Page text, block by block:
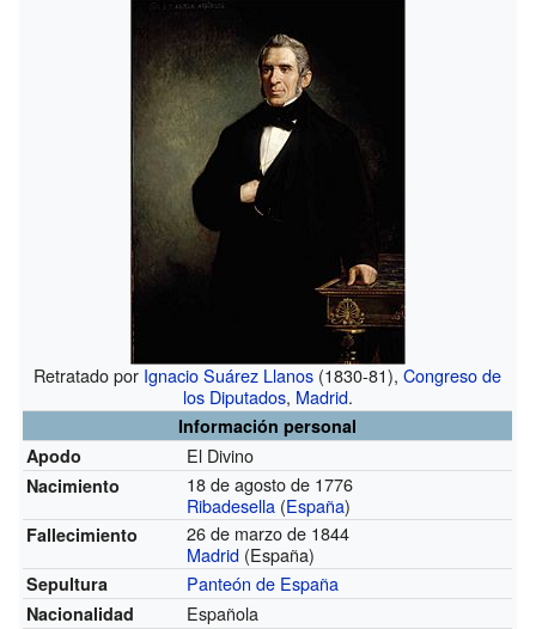
Retratado por Ignacio Suárez Llanos (1830-81),Congreso de
los Diputados, Madrid.
Información personal
Apodo
El Divino
Nacimiento
18 de agosto de 1776
Ribadesella (España)
Fallecimiento
26 de marzo de 1844
Madrid (España)
Sepultura Panteón de España
Nacionalidad Española